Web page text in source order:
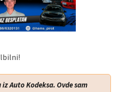
Auto Kodeksa. Ovde sam